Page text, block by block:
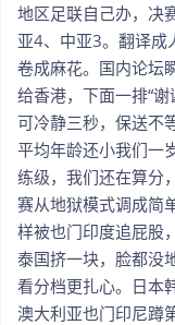
地区足联自己办，决
亚4、中亚3。翻译成
卷成麻花。国内论坛
给香港，下面一排“谢
可冷静三秒，保送不
平均年龄还小我们一
练级，我们还在算分
赛从地狱模式调成简
样被也门印度追屁股
泰国挤一块，脸都没
看分档更扎心。日本
澳大利亚也门印尼蹲